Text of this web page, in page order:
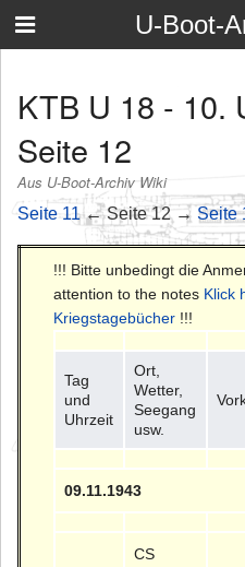
U-Boot-
KTB U 18 - 10.
Seite 12
Aus U-Boot-Archiv Wiki
Seite 11← Seite 12 → Seite
!!! Bitte unbedingt die
attention to the notes Klick
Kriegstagebücher !!!
Tag
und
Uhrzeit
Ort,
Wetter,
Seegang
usw.
09.11.1943
CS